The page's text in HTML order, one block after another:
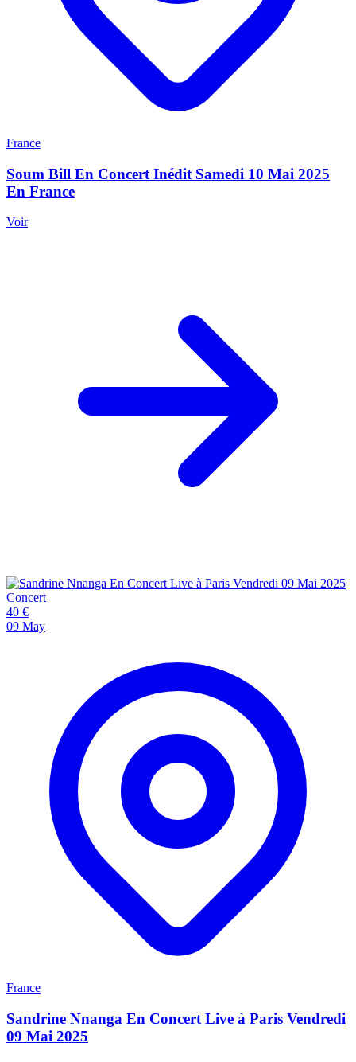
France
Soum Bill En Concert Inédit Samedi 10 Mai 2025
En France
Voir
Concert
40 €
09 May
France
Sandrine Nnanga En Concert Live à Paris Vendredi
09 Mai 2025